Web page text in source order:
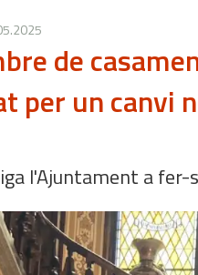
de
per un canvi
l'Ajuntament a